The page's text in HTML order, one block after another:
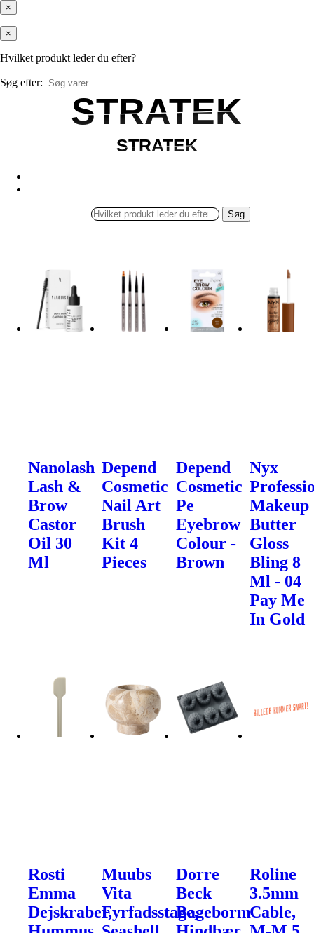
×
×
Hvilket produkt leder du efter?
Søg efter:
STRATEK
STRATEK
STRATEK
STRATEK
Søg
Nanolash
Lash &
Brow
Castor
Oil 30
Ml
Depend
Cosmetic
Nail Art
Brush
Kit 4
Pieces
Depend
Cosmetic
Pe
Eyebrow
Colour -
Brown
Nyx
Makeup
Butter
Gloss
Bling 8
Ml - 04
Pay Me
In Gold
Rosti
Emma
Dejskraber,
Muubs
Vita
Fyrfadsstage,
Dorre
Beck
Bageborm
Roline
3.5mm
Cable,